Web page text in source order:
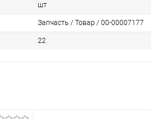
шт
Запчасть / Товар / 00-00007177
22